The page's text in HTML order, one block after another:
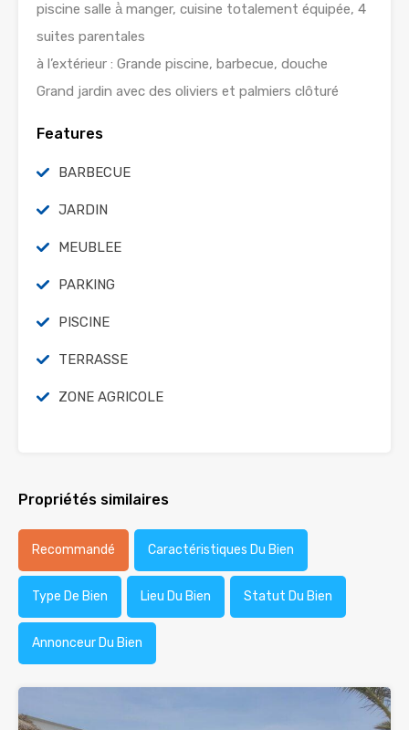
piscine salle à̀ manger, cuisine totalement équipée, 4
suites parentales
à l’extérieur : Grande piscine, barbecue, douche
Grand jardin avec des oliviers et palmiers clôturé
Features
BARBECUE
JARDIN
MEUBLEE
PARKING
PISCINE
TERRASSE
ZONE AGRICOLE
Propriétés similaires
Recommandé Caractéristiques Du Bien
Type De Bien Lieu Du Bien Statut Du Bien
Annonceur Du Bien